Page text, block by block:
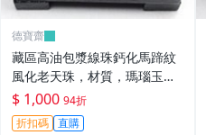
德寶齋
藏區高油包漿線珠鈣化馬蹄紋
風化老天珠，材質，瑪瑙玉
髓，尺寸：49.4×13左 天珠 瑪
瑙 硃砂【德寶齋】408
$ 1,000 94折
折扣碼 直購